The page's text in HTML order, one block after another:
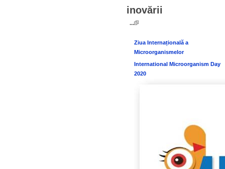
inovării
...
Ziua Internațională a
Microorganismelor
International Microorganism Day
2020